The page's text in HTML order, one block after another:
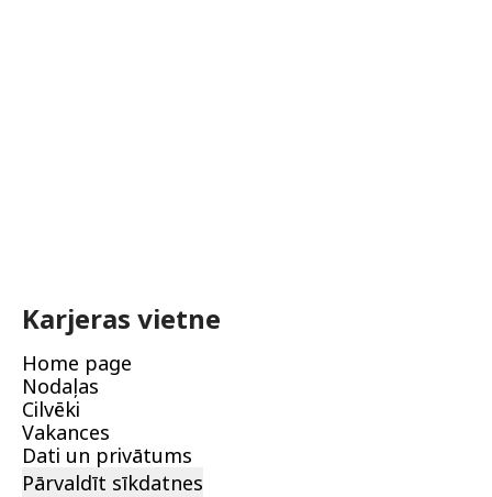
Karjeras vietne
Home page
Nodaļas
Cilvēki
Vakances
Dati un privātums
Pārvaldīt sīkdatnes